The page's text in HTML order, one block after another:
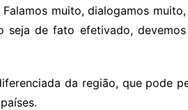
muito, dialogamos
seja de fato efetivado,
da região, que pode